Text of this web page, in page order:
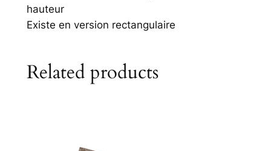
hauteur
Existe en version rectangulaire
Related products